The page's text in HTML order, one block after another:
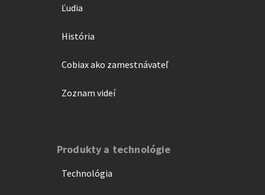
Ľudia
História
Cobiax ako zamestnávateľ
Zoznam videí
Produkty a technológie
Technológia